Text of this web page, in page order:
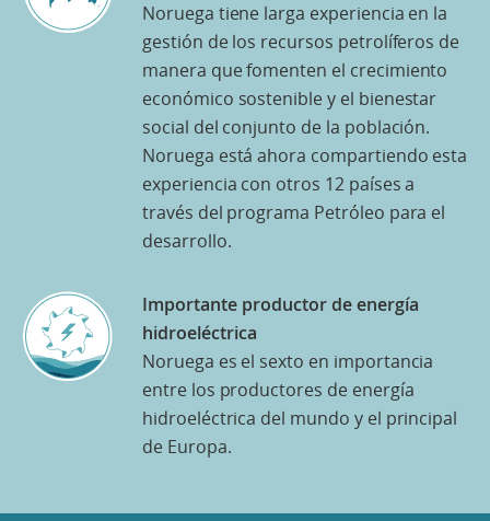
Noruega tiene larga experiencia en la
gestión de los recursos petrolíferos de
manera que fomenten el crecimiento
económico sostenible y el bienestar
social del conjunto de la población.
Noruega está ahora compartiendo esta
experiencia con otros 12 países a
través del programa Petróleo para el
desarrollo.
Importante productor de energía
hidroeléctrica
Noruega es el sexto en importancia
entre los productores de energía
hidroeléctrica del mundo y el principal
de Europa.